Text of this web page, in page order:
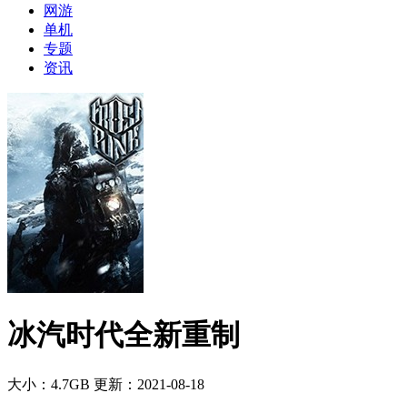
网游
单机
专题
资讯
冰汽时代全新重制
大小：4.7GB 更新：2021-08-18